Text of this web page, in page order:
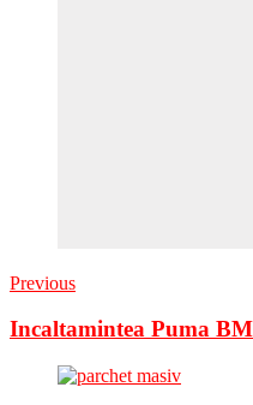
Previous
Incaltamintea Puma